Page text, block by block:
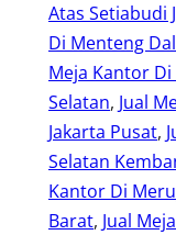
Atas Setiabudi
Di Menteng
Meja Kantor
Selatan, Jual
Jakarta Pusat,
Selatan
Kantor Di
Barat, Jual